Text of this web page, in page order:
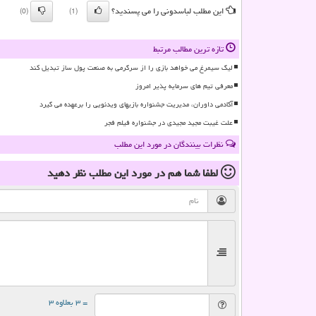
این مطلب لباسدونی را می پسندید؟ (1)
(0)
تازه ترین مطالب مرتبط
لیگ سیمرغ می خواهد بازی را از سرگرمی به صنعت پول ساز تبدیل کند
معرفی تیم های سرمایه پذیر امروز
آکادمی داوران، مدیریت جشنواره بازیهای ویدئویی را برعهده می گیرد
علت غیبت مجید مجیدی در جشنواره فیلم فجر
نظرات بینندگان در مورد این مطلب
لطفا شما همدر مورد این مطلبنظر دهید
= ۳ بعلاوه ۳